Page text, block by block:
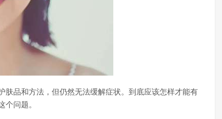
品和方法，但仍然无法缓解症状。到底应该怎样才能有
个问题。